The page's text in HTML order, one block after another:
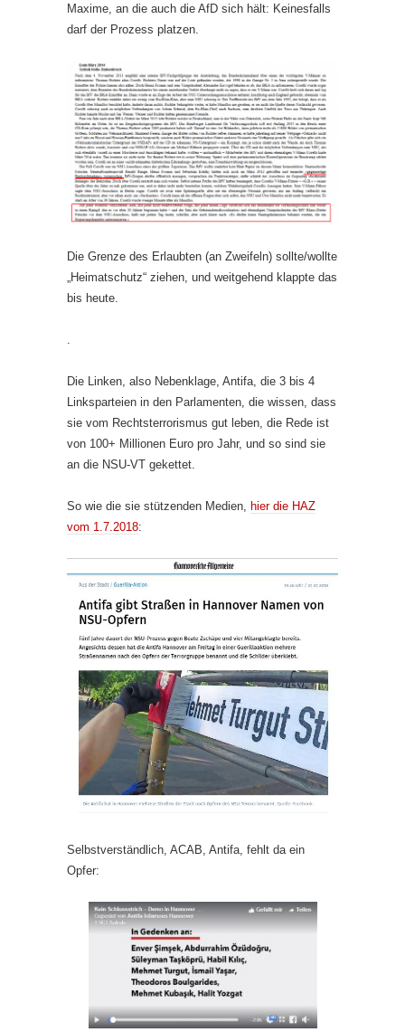
Maxime, an die auch die AfD sich hält: Keinesfalls
darf der Prozess platzen.
Die Grenze des Erlaubten (an Zweifeln) sollte/wollte
„Heimatschutz“ ziehen, und weitgehend klappte das
bis heute.
.
Die Linken, also Nebenklage, Antifa, die 3 bis 4
Linksparteien in den Parlamenten, die wissen, dass
sie vom Rechtsterrorismus gut leben, die Rede ist
von 100+ Millionen Euro pro Jahr, und so sind sie
an die NSU-VT gekettet.
So wie die sie stützenden Medien, hier die HAZ
vom 1.7.2018:
Selbstverständlich, ACAB, Antifa, fehlt da ein
Opfer: